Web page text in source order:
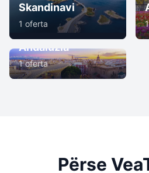
Skandinavi
1 oferta
Andaluzia
1 oferta
Përse